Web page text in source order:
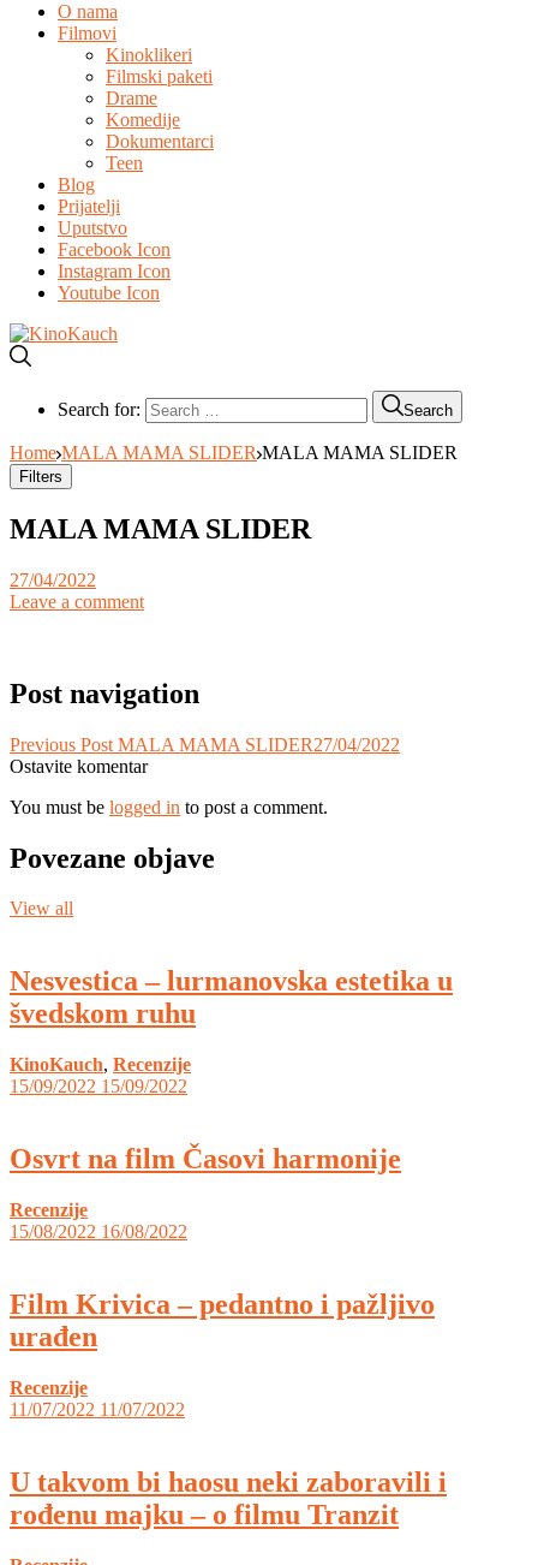
O nama
Filmovi
Kinoklikeri
Filmski paketi
Drame
Komedije
Dokumentarci
Teen
Blog
Prijatelji
Uputstvo
Facebook Icon
Instagram Icon
Youtube Icon
Search for: Search
Home MALA MAMA SLIDER MALA MAMA SLIDER
Filters
MALA MAMA SLIDER
27/04/2022
Leave a comment
Post navigation
Previous Post MALA MAMA SLIDER27/04/2022
Ostavite komentar
You must be logged in to post a comment.
Povezane objave
View all
Nesvestica – lurmanovska estetika u
švedskom ruhu
KinoKauch, Recenzije
15/09/2022 15/09/2022
Osvrt na film Časovi harmonije
Recenzije
15/08/2022 16/08/2022
Film Krivica – pedantno i pažljivo
urađen
Recenzije
11/07/2022 11/07/2022
U takvom bi haosu neki zaboravili i
rođenu majku – o filmu Tranzit